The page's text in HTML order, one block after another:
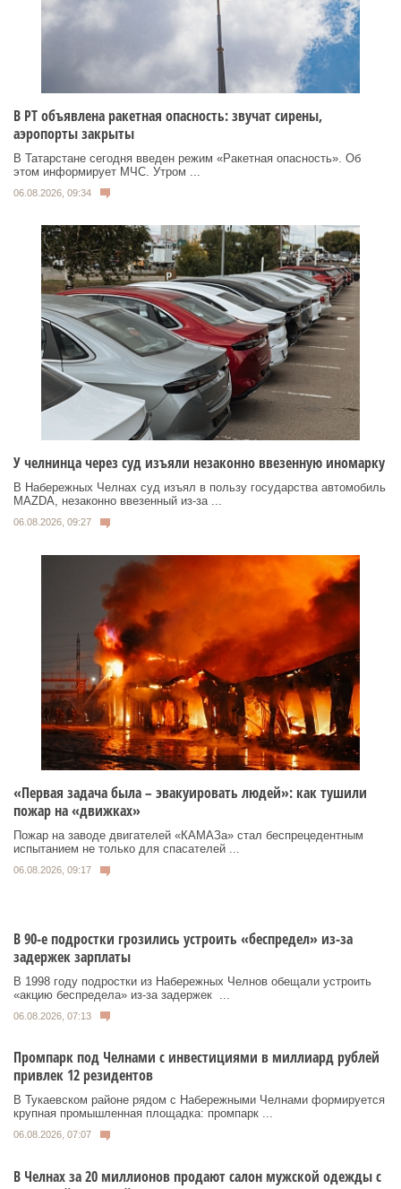
В РТ объявлена ракетная опасность: звучат сирены,
аэропорты закрыты
В Татарстане сегодня введен режим «Ракетная опасность». Об
этом информирует МЧС. Утром ...
06.08.2026, 09:34
У челнинца через суд изъяли незаконно ввезенную иномарку
В Набережных Челнах суд изъял в пользу государства автомобиль
MAZDA, незаконно ввезенный из‑за ...
06.08.2026, 09:27
«Первая задача была – эвакуировать людей»: как тушили
пожар на «движках»
Пожар на заводе двигателей «КАМАЗа» стал беспрецедентным
испытанием не только для спасателей ...
06.08.2026, 09:17
В 90-е подростки грозились устроить «беспредел» из-за
задержек зарплаты
В 1998 году подростки из Набережных Челнов обещали устроить
«акцию беспредела» из‑за задержек ...
06.08.2026, 07:13
Промпарк под Челнами с инвестициями в миллиард рублей
привлек 12 резидентов
В Тукаевском районе рядом с Набережными Челнами формируется
крупная промышленная площадка: промпарк ...
06.08.2026, 07:07
В Челнах за 20 миллионов продают салон мужской одежды с